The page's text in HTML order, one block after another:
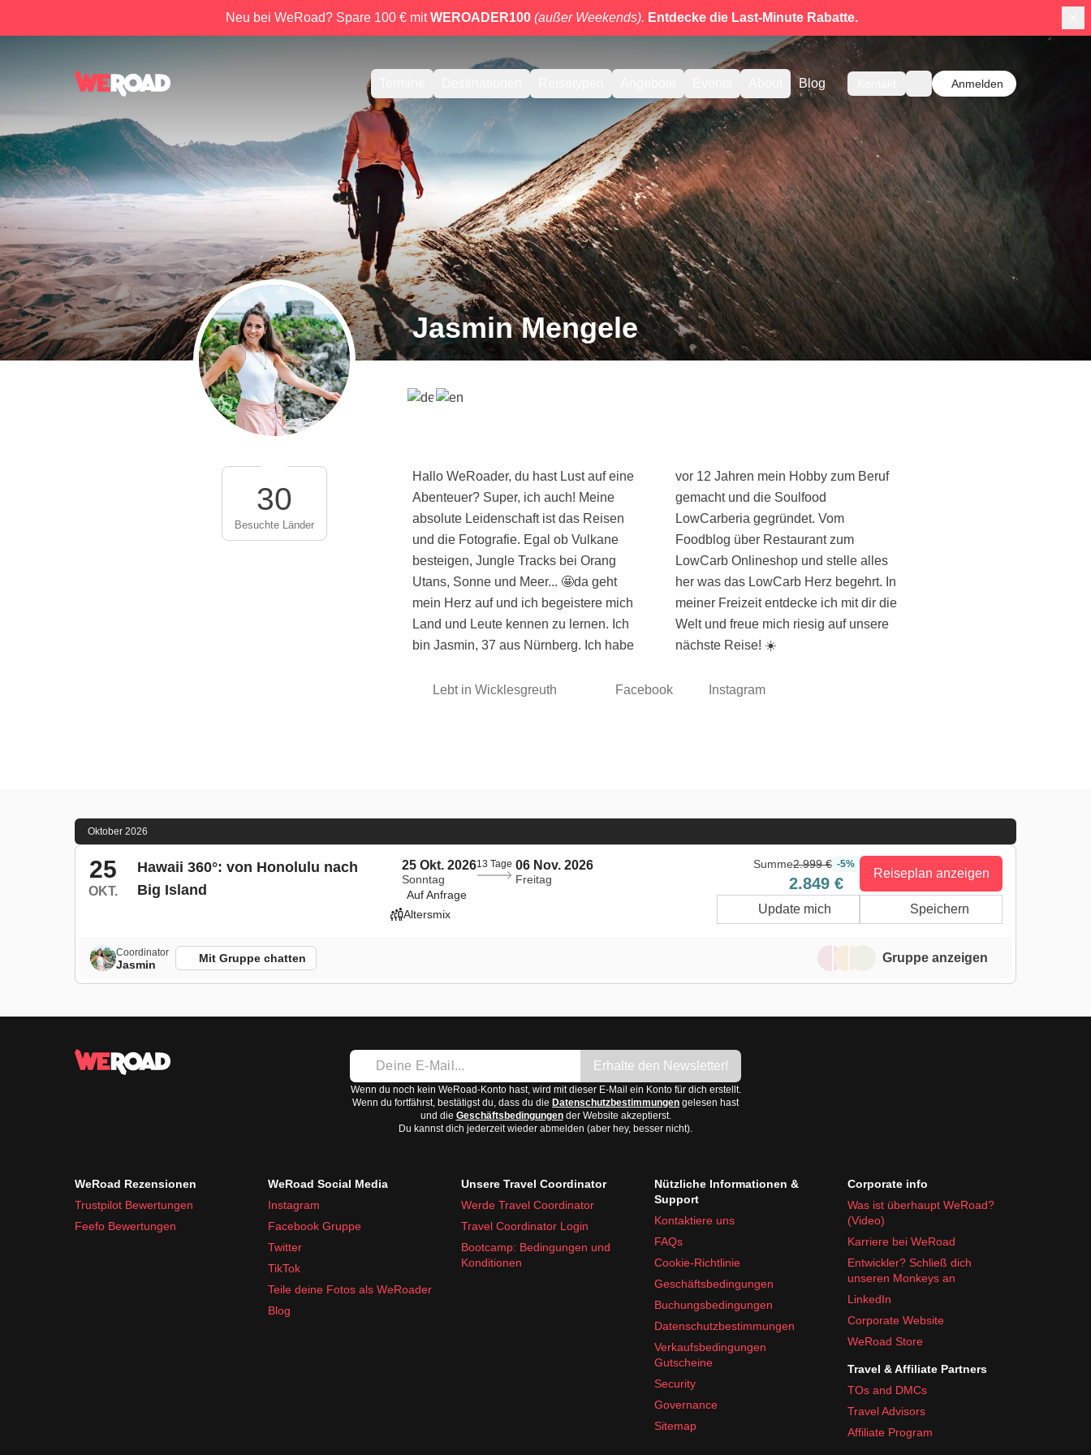
Neu bei WeRoad? Spare 100 € mitWEROADER100 (außer Weekends). Entdecke die Last-Minute Rabatte.
Blog Anmelden
Jasmin Mengele
30
Besuchte Länder
Hallo WeRoader, du hast Lust auf eine
Abenteuer? Super, ich auch! Meine
absolute Leidenschaft ist das Reisen
und die Fotografie. Egal ob Vulkane
besteigen, Jungle Tracks bei Orang
Utans, Sonne und Meer... 🤩da geht
mein Herz auf und ich begeistere mich
Land und Leute kennen zu lernen. Ich
bin Jasmin, 37 aus Nürnberg. Ich habe
vor 12 Jahren mein Hobby zum Beruf
gemacht und die Soulfood
LowCarberia gegründet. Vom
Foodblog über Restaurant zum
LowCarb Onlineshop und stelle alles
her was das LowCarb Herz begehrt. In
meiner Freizeit entdecke ich mit dir die
Welt und freue mich riesig auf unsere
nächste Reise! ☀️
Lebt in Wicklesgreuth Facebook Instagram
Oktober 2026
25
OKT.
Hawaii 360°: von Honolulu nach
Big Island
25 Okt. 2026
Sonntag
13 Tage 06 Nov. 2026
Freitag
Auf Anfrage
Altersmix
Summe2.999 € -5%
2.849 €
Reiseplan anzeigen
Update mich Speichern
Coordinator
Jasmin Mit Gruppe chatten Gruppe anzeigen
Erhalte den Newsletter!
Wenn du noch kein WeRoad-Konto hast, wird mit dieser E-Mail ein Konto für dich erstellt.
Wenn du fortfährst, bestätigst du, dass du die Datenschutzbestimmungen gelesen hast
und die Geschäftsbedingungender Website akzeptierst.
Du kannst dich jederzeit wieder abmelden (aber hey, besser nicht).
WeRoad Rezensionen
Trustpilot Bewertungen
Feefo Bewertungen
WeRoad Social Media
Instagram
Facebook Gruppe
Twitter
TikTok
Teile deine Fotos als WeRoader
Blog
Unsere Travel Coordinator
Werde Travel Coordinator
Travel Coordinator Login
Bootcamp: Bedingungen und
Konditionen
Nützliche Informationen &
Support
Kontaktiere uns
FAQs
Cookie-Richtlinie
Geschäftsbedingungen
Buchungsbedingungen
Datenschutzbestimmungen
Verkaufsbedingungen
Gutscheine
Security
Governance
Sitemap
Corporate info
Was ist überhaupt WeRoad?
(Video)
Karriere bei WeRoad
Entwickler? Schließ dich
unseren Monkeys an
LinkedIn
Corporate Website
WeRoad Store
Travel & Affiliate Partners
TOs and DMCs
Travel Advisors
Affiliate Program